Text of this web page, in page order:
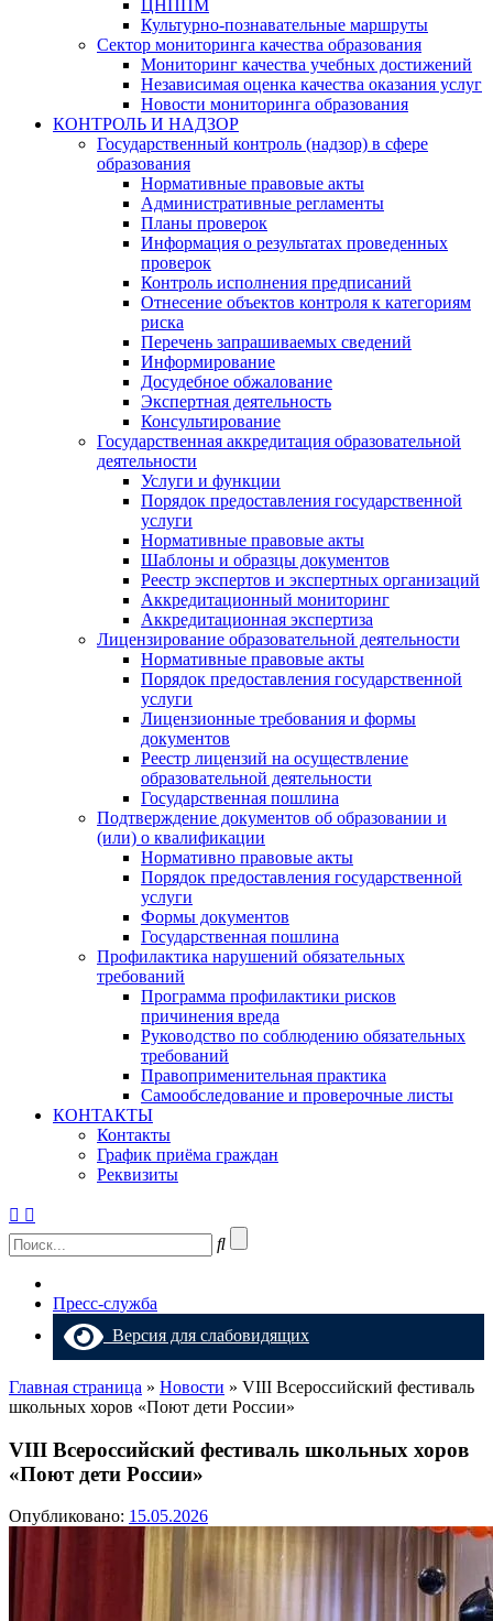
ЦНППМ
Культурно-познавательные маршруты
Сектор мониторинга качества образования
Мониторинг качества учебных достижений
Независимая оценка качества оказания услуг
Новости мониторинга образования
КОНТРОЛЬ И НАДЗОР
Государственный контроль (надзор) в сфере
образования
Нормативные правовые акты
Административные регламенты
Планы проверок
Информация о результатах проведенных
проверок
Контроль исполнения предписаний
Отнесение объектов контроля к категориям
риска
Перечень запрашиваемых сведений
Информирование
Досудебное обжалование
Экспертная деятельность
Консультирование
Государственная аккредитация образовательной
деятельности
Услуги и функции
Порядок предоставления государственной
услуги
Нормативные правовые акты
Шаблоны и образцы документов
Реестр экспертов и экспертных организаций
Аккредитационный мониторинг
Аккредитационная экспертиза
Лицензирование образовательной деятельности
Нормативные правовые акты
Порядок предоставления государственной
услуги
Лицензионные требования и формы
документов
Реестр лицензий на осуществление
образовательной деятельности
Государственная пошлина
Подтверждение документов об образовании и
(или) о квалификации
Нормативно правовые акты
Порядок предоставления государственной
услуги
Формы документов
Государственная пошлина
Профилактика нарушений обязательных
требований
Программа профилактики рисков
причинения вреда
Руководство по соблюдению обязательных
требований
Правоприменительная практика
Самообследование и проверочные листы
КОНТАКТЫ
Контакты
График приёма граждан
Реквизиты
Пресс-служба
Версия для слабовидящих
Главная страница » Новости » VIII Всероссийский фестиваль
школьных хоров «Поют дети России»
VIII Всероссийский фестиваль школьных хоров
«Поют дети России»
Опубликовано: 15.05.2026